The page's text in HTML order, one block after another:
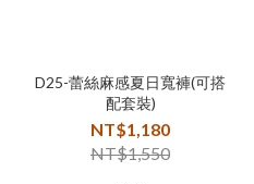
D25-蕾絲麻感夏日寬褲(可搭
配套裝)
NT$1,180
NT$1,550